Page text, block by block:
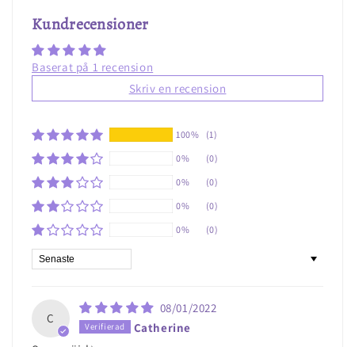
Kundrecensioner
Baserat på 1 recension
Skriv en recension
100%
(1)
0%
(0)
0%
(0)
0%
(0)
0%
(0)
Sort by
C
08/01/2022
Catherine